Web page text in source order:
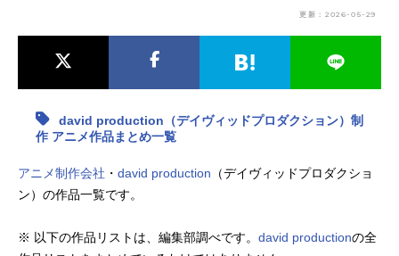
今期アニメ曜日別一覧
秋アニメ 冬アニメ
更新：2026-05-29
david production（デイヴィッドプロダクション）制
作 アニメ作品まとめ一覧
アニメ制作会社 ・ david production （デイヴィッドプロダクショ
ン）の作品一覧です。
※ 以下の作品リストは、編集部調べです。 david productionの全